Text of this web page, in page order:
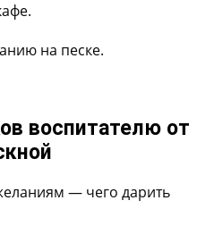
на песке.
воспитателю от
— чего дарить